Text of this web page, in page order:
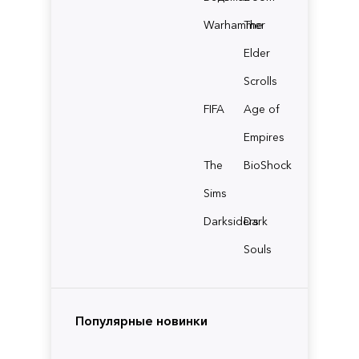
Warhammer
The
Elder
Scrolls
FIFA
Age of
Empires
The
Sims
BioShock
Darksiders
Dark
Souls
Популярные новинки